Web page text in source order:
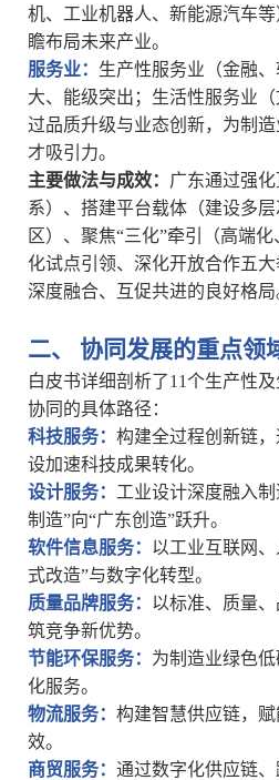
机、工业机器人、新能源汽车
瞻布局未来产业。
‌服务业‌： 生产性服务业（金融
大、能级突出；生活性服务业
过品质升级与业态创新，为制
才吸引力。
‌主要做法与成效‌： 广东通过强
系）、‌搭建平台载体‌（建设多
区）、‌聚焦“三化”牵引‌（高端
化试点引领‌、‌深化开放合作‌五
深度融合、互促共进的良好格局
二、 协同发展的重点领
白皮书详细剖析了11个生产性
协同的具体路径：
‌科技服务‌： 构建全过程创新链
设加速科技成果转化。
‌设计服务‌： 工业设计深度融入
制造”向“广东创造”跃升。
‌软件信息服务‌： 以工业互联网
式改造”与数字化转型。
‌质量品牌服务‌： 以标准、质量
筑竞争新优势。
‌节能环保服务‌： 为制造业绿色
化服务。
‌物流服务‌： 构建智慧供应链，
效。
‌商贸服务‌： 通过数字化供应链